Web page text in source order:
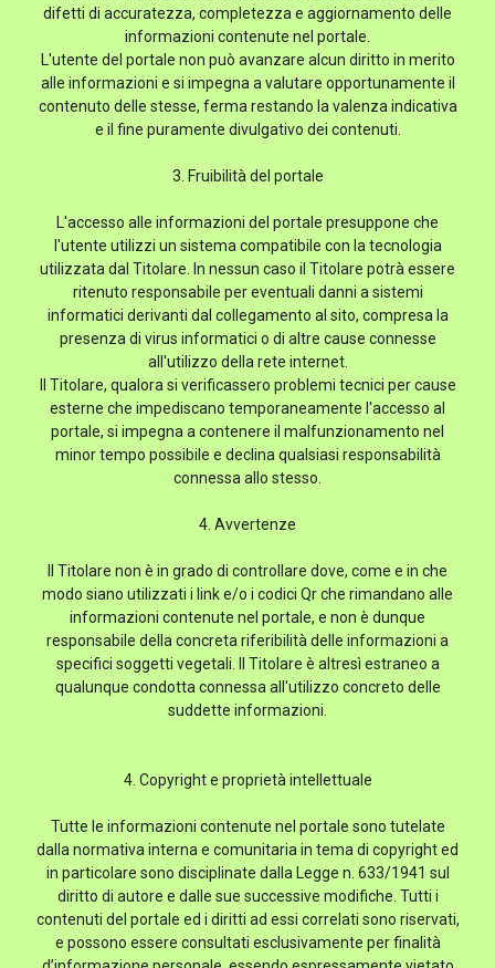
difetti di accuratezza, completezza e aggiornamento delle
informazioni contenute nel portale.
L'utente del portale non può avanzare alcun diritto in merito
alle informazioni e si impegna a valutare opportunamente il
contenuto delle stesse, ferma restando la valenza indicativa
e il fine puramente divulgativo dei contenuti.
3. Fruibilità del portale
L'accesso alle informazioni del portale presuppone che
l'utente utilizzi un sistema compatibile con la tecnologia
utilizzata dal Titolare. In nessun caso il Titolare potrà essere
ritenuto responsabile per eventuali danni a sistemi
informatici derivanti dal collegamento al sito, compresa la
presenza di virus informatici o di altre cause connesse
all'utilizzo della rete internet.
Il Titolare, qualora si verificassero problemi tecnici per cause
esterne che impediscano temporaneamente l'accesso al
portale, si impegna a contenere il malfunzionamento nel
minor tempo possibile e declina qualsiasi responsabilità
connessa allo stesso.
4. Avvertenze
Il Titolare non è in grado di controllare dove, come e in che
modo siano utilizzati i link e/o i codici Qr che rimandano alle
informazioni contenute nel portale, e non è dunque
responsabile della concreta riferibilità delle informazioni a
specifici soggetti vegetali. Il Titolare è altresì estraneo a
qualunque condotta connessa all'utilizzo concreto delle
suddette informazioni.
4. Copyright e proprietà intellettuale
Tutte le informazioni contenute nel portale sono tutelate
dalla normativa interna e comunitaria in tema di copyright ed
in particolare sono disciplinate dalla Legge n. 633/1941 sul
diritto di autore e dalle sue successive modifiche. Tutti i
contenuti del portale ed i diritti ad essi correlati sono riservati,
e possono essere consultati esclusivamente per finalità